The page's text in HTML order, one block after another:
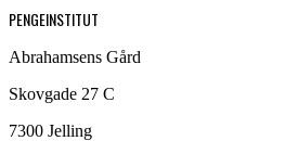
PENGEINSTITUT
Abrahamsens Gård
Skovgade 27 C
7300 Jelling